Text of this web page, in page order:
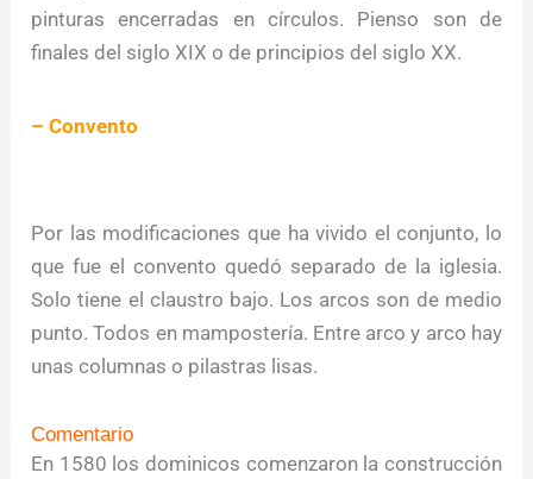
pinturas encerradas en círculos. Pienso son de
finales del siglo XIX o de principios del siglo XX.
– Convento
Por las modificaciones que ha vivido el conjunto, lo
que fue el convento quedó separado de la iglesia.
Solo tiene el claustro bajo. Los arcos son de medio
punto. Todos en mampostería. Entre arco y arco hay
unas columnas o pilastras lisas.
Comentario
En 1580 los dominicos comenzaron la construcción